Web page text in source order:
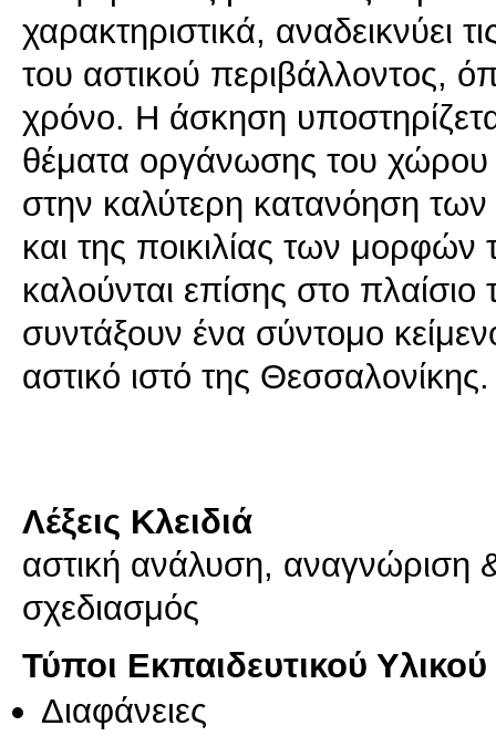
χαρακτηριστικά, αναδεικνύει
του αστικού περιβάλλοντος,
χρόνο. Η άσκηση
θέματα οργάνωσης του χώρου
στην καλύτερη κατανόηση
και της ποικιλίας των μορφών
καλούνται επίσης στο
συντάξουν ένα σύντομο
αστικό ιστό της Θεσσαλονίκης.
Λέξεις Κλειδιά
αστική ανάλυση, αναγνώριση
σχεδιασμός
Τύποι Εκπαιδευτικού Υλικού
Διαφάνειες